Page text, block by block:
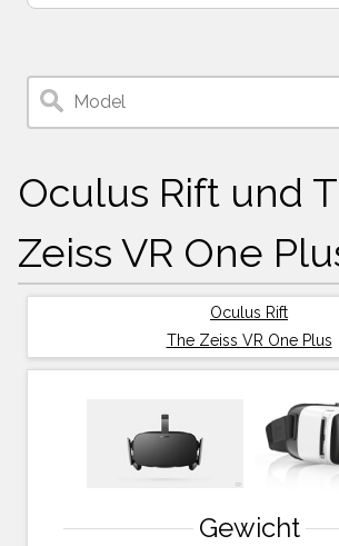
Oculus Rift und
Zeiss VR One
Oculus Rift
The Zeiss VR One Plus
Gewicht